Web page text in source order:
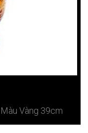
Vàng 39cm